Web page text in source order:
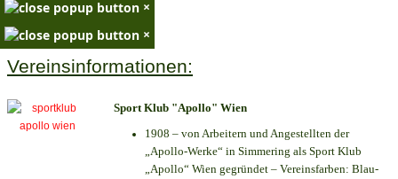
×
×
Vereinsinformationen:
Sport Klub "Apollo" Wien
1908 – von Arbeitern und Angestellten der
„Apollo-Werke“ in Simmering als Sport Klub
„Apollo“ Wien gegründet – Vereinsfarben: Blau-